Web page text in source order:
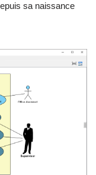
sa naissance